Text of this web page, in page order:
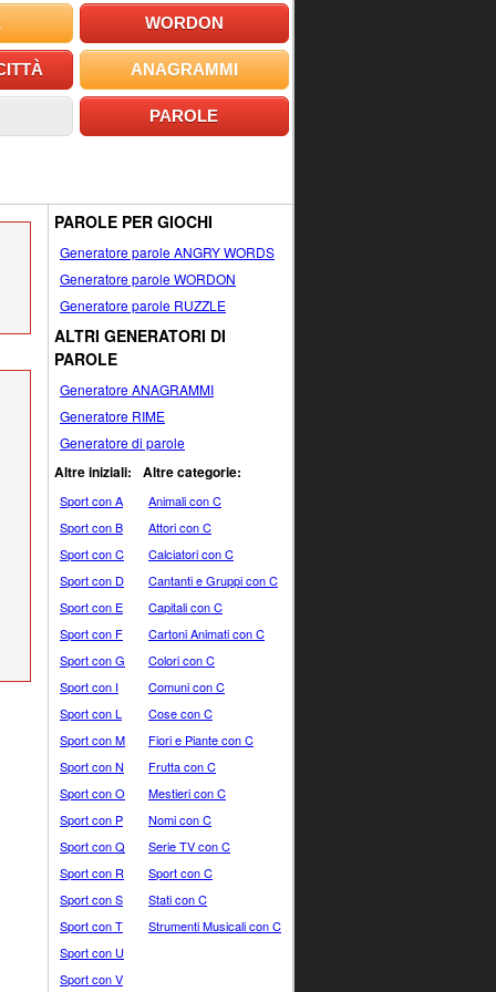
WORDON
ANAGRAMMI
PAROLE
PAROLE PER GIOCHI
Generatore parole ANGRY WORDS
Generatore parole WORDON
Generatore parole RUZZLE
ALTRI GENERATORI DI
PAROLE
Generatore ANAGRAMMI
Generatore RIME
Generatore di parole
Altre iniziali:
Sport con A
Sport con B
Sport con C
Sport con D
Sport con E
Sport con F
Sport con G
Sport con I
Sport con L
Sport con M
Sport con N
Sport con O
Sport con P
Sport con Q
Sport con R
Sport con S
Sport con T
Sport con U
Sport con V
Altre categorie:
Animali con C
Attori con C
Calciatori con C
Cantanti e Gruppi con C
Capitali con C
Cartoni Animati con C
Colori con C
Comuni con C
Cose con C
Fiori e Piante con C
Frutta con C
Mestieri con C
Nomi con C
Serie TV con C
Sport con C
Stati con C
Strumenti Musicali con C